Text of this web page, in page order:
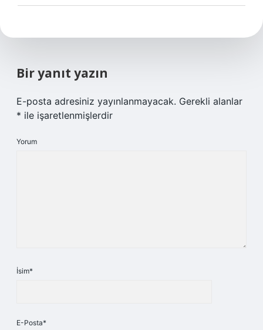
Bir yanıt yazın
E-posta adresiniz yayınlanmayacak. Gerekli alanlar
* ile işaretlenmişlerdir
Yorum
İsim*
E-Posta*